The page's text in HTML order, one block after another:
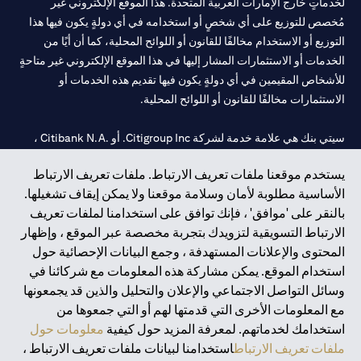
يستخدم موقعنا ملفات تعريف الارتباط. ملفات تعريف الارتباط
الأساسية مطلوبة لأمان وسلامة موقعنا ولا يمكن إيقاف تشغيلها.
بالنقر على 'موافق' ، فإنك توافق على استخدامنا لملفات تعريف
الارتباط التسويقية لتزويدك بتجربة مخصصة عبر الموقع ، وإظهار
المحتوى والإعلانات المستهدفة ، وجمع البيانات الإحصائية حول
استخدام الموقع. يمكن مشاركة هذه المعلومات مع شركائنا في
وسائل التواصل الاجتماعي والإعلان والتحليل والذين قد يجمعونها
مع المعلومات الأخرى التي قدمتها لهم أو التي جمعوها من
استخدامك لخدماتهم. لمعرفة المزيد حول كيفية معلومات حول
ملفات تعريف الارتباطاستخدامنا لبيانات ملفات تعريف الارتباط ،
مُخصص للتوزيع على أي شخصٍ أو استخدامه في أي دولةٍ يكون فيها هذا
التوزيع أو الاستخدام مخالفًا للقانون أو اللوائح المحلية، كما أن أيًا من
الخدمات أو الاستثمارات المشار إليها في هذا الموقع الإلكتروني غير متاحةٍ
للأشخاص المقيمين في أي دولةٍ يكون فيها تقديم هذه الخدمات أو
الاستثمارات مخالفًا للقانون أو اللوائح المحلية.
سيتي بنك هي علامة خدمة لشركة Citigroup Inc. أو .Citibank N.A ،
سيتي بنك إن. إيه. الإمارات مسجل لدى مصرف الإمارات المركزي تحت
أرقام التراخيص 202563 لفرع الوصل في دبي، 531989 لفرع مول
الإمارات في دبي، وCN-1002019لفرع أبوظبي. هاتف: 4000 311 04.
فرع سيتي بنك إن إيه - الإمارات العربية المتحدة مرخص من مصرف
الإمارات العربية المتحدة المركزي كفرع لبنك أجنبي.
سيتي بنك إن إيه الإمارات العربية المتحدة مرخص من هيئة الأوراق المالية
والسلع في الإمارات العربية المتحدة ("SCA") للقيام بالنشاط المالي لـ أ)
الاستشارات المالية والتعريف والترويج بموجب ترخيص رقم
20200000097 ب) وسيط تداول في الأسواق الدولية بموجب ترخيص